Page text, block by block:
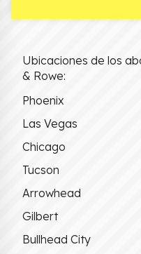
Ubicaciones de los
& Rowe:
Phoenix
Las Vegas
Chicago
Tucson
Arrowhead
Gilbert
Bullhead City